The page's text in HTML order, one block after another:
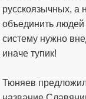
русскоязычных, а
объединить
систему нужно
иначе тупик!
Тюняев предложил